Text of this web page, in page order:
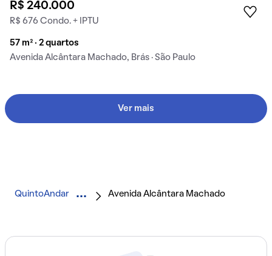
R$ 240.000
R$ 676 Condo. + IPTU
57 m² · 2 quartos
Avenida Alcântara Machado, Brás · São Paulo
Ver mais
QuintoAndar Avenida Alcântara Machado